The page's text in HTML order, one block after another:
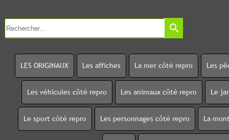
search
LES ORIGINAUX Les affiches La mer côté repro Les
Les véhicules côté repro Les animaux côté repro Le
Le sport côté repro Les personnages côté repro La